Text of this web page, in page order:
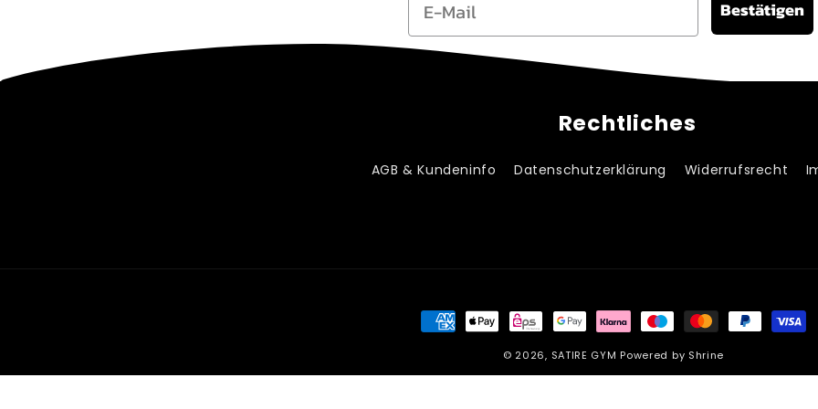
Bestätigen
Rechtliches
AGB & Kundeninfo Datenschutzerklärung Widerrufsrecht
Zahlungsmethoden
© 2026, SATIRE GYM Powered by Shrine